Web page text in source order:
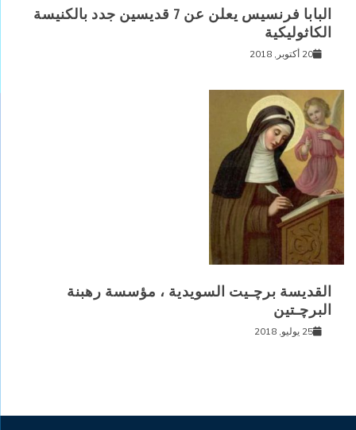
البابا فرنسيس يعلن عن 7 قديسين جدد بالكنيسة
الكاثوليكية
20 أكتوبر, 2018
القديسة برﭼـيت السويدية ، مؤسسة رهبنة
البرﭼـتين
25 يوليو, 2018